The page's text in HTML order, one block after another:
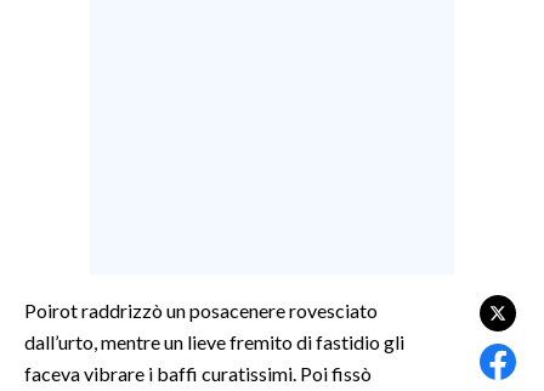
BASKET
VOLLEY
Poirot raddrizzò un posacenere rovesciato
dall’urto, mentre un lieve fremito di fastidio gli
faceva vibrare i baffi curatissimi. Poi fissò